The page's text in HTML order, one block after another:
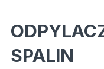
SPALIN